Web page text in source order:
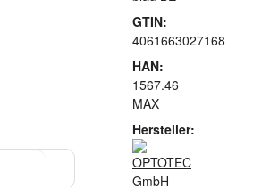
GTIN:
4061663027168
HAN:
1567.46
MAX
Hersteller: